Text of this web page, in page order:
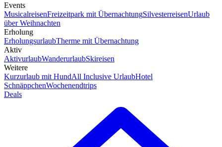
Events
MusicalreisenFreizeitpark mit ÜbernachtungSilvesterreisenUrlaub
über Weihnachten
Erholung
ErholungsurlaubTherme mit Übernachtung
Aktiv
AktivurlaubWanderurlaubSkireisen
Weitere
Kurzurlaub mit HundAll Inclusive UrlaubHotel
SchnäppchenWochenendtrips
Deals